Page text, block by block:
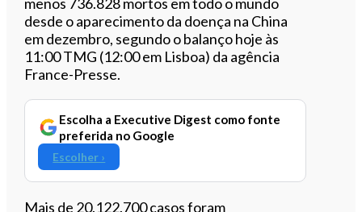
desde o aparecimento da doença na China
em dezembro, segundo o balanço hoje às
11:00 TMG (12:00 em Lisboa) da agência
France-Presse.
Escolha a Executive Digest como fonte
preferida no Google
Escolher ›
Mais de 20.122.700 casos foram